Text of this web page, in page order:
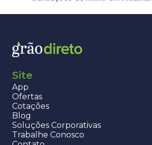
Site
App
Ofertas
Cotações
Blog
Soluções Corporativas
Trabalhe Conosco